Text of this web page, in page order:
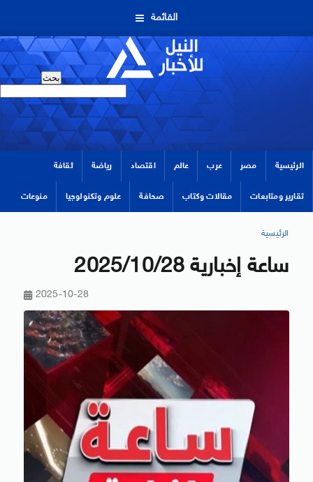
القائمة
الرئيسية مصر عرب عالم اقتصاد رياضة ثقافة
تقارير ومتابعات مقالات وكتاب صحافة علوم وتكنولوجيا منوعات
الرئيسية
ساعة إخبارية 2025/10/28
2025-10-28